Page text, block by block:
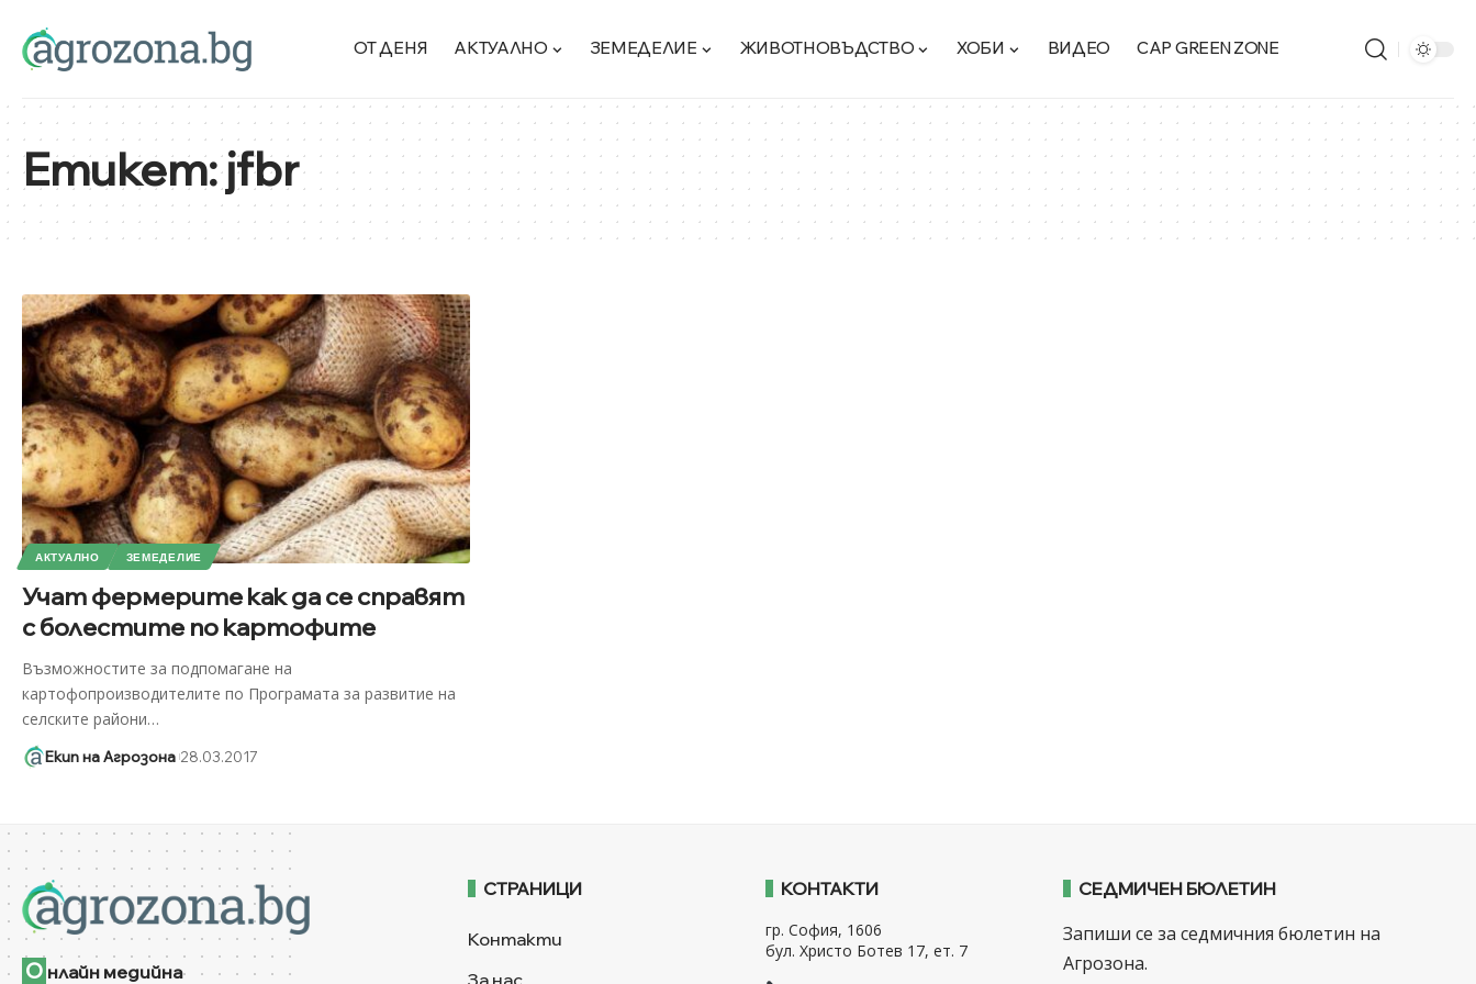
ОТ ДЕНЯ АКТУАЛНО ЗЕМЕДЕЛИЕ ЖИВОТНОВЪДСТВО ХОБИ ВИДЕО CAP GREEN ZONE
Етикет:jfbr
АКТУАЛНО ЗЕМЕДЕЛИЕ
Учат фермерите как да се справят
с болестите по картофите
Възможностите за подпомагане на
картофопроизводителите по Програмата за развитие на
селските райони…
Екип на Агрозона 28.03.2017
О нлайн медийна
СТРАНИЦИ
Контакти
За нас
КОНТАКТИ
гр. София, 1606
бул. Христо Ботев 17, ет. 7
СЕДМИЧЕН БЮЛЕТИН
Запиши се за седмичния бюлетин на
Агрозона.